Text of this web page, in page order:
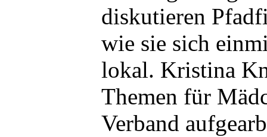
diskutieren
wie sie sich
lokal. Kristina
Themen für
Verband